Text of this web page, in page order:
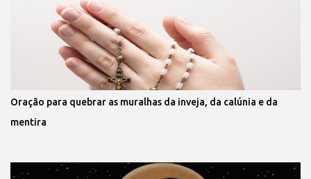
Oração para quebrar as muralhas da inveja, da calúnia e da
mentira